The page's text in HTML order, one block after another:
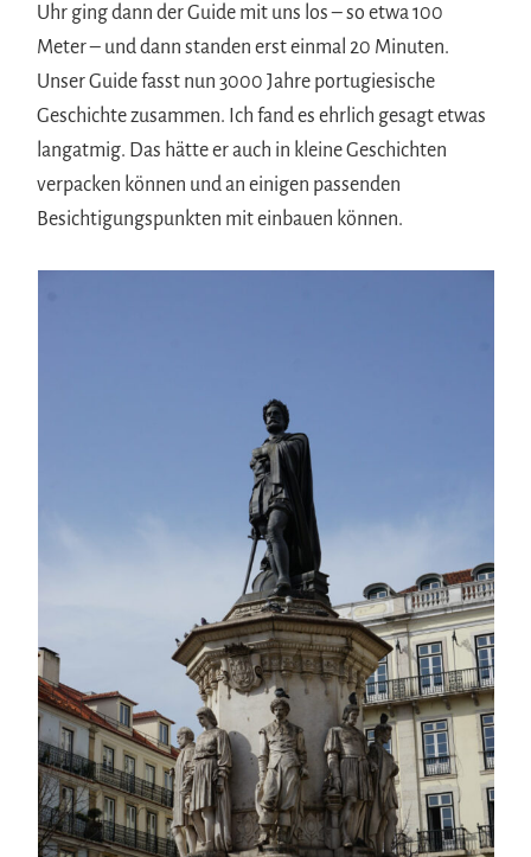
Uhr ging dann der Guide mit uns los – so etwa 100
Meter – und dann standen erst einmal 20 Minuten.
Unser Guide fasst nun 3000 Jahre portugiesische
Geschichte zusammen. Ich fand es ehrlich gesagt etwas
langatmig. Das hätte er auch in kleine Geschichten
verpacken können und an einigen passenden
Besichtigungspunkten mit einbauen können.